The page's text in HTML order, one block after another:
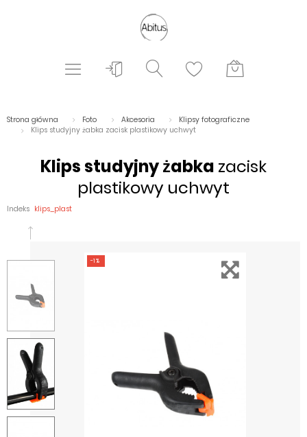
Strona główna Foto Akcesoria
Klipsy fotograficzne
Klips studyjny żabka zacisk plastikowy uchwyt
Klips studyjny żabka zacisk
plastikowy uchwyt
Indeks klips_plast
-1%